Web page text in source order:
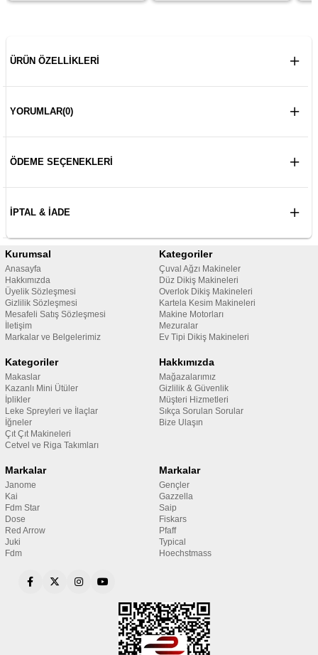
ÜRÜN ÖZELLIKLERI
YORUMLAR(0)
ÖDEME SEÇENEKLERI
İPTAL & İADE
Kurumsal
Anasayfa
Hakkımızda
Üyelik Sözleşmesi
Gizlilik Sözleşmesi
Mesafeli Satış Sözleşmesi
İletişim
Markalar ve Belgelerimiz
Kategoriler
Çuval Ağzı Makineler
Düz Dikiş Makineleri
Overlok Dikiş Makineleri
Kartela Kesim Makineleri
Makine Motorları
Mezuralar
Ev Tipi Dikiş Makineleri
Kategoriler
Makaslar
Kazanlı Mini Ütüler
İplikler
Leke Spreyleri ve İlaçlar
İğneler
Çıt Çıt Makineleri
Cetvel ve Riga Takımları
Hakkımızda
Mağazalarımız
Gizlilik & Güvenlik
Müşteri Hizmetleri
Sıkça Sorulan Sorular
Bize Ulaşın
Markalar
Janome
Kai
Fdm Star
Dose
Red Arrow
Juki
Fdm
Markalar
Gençler
Gazzella
Saip
Fiskars
Pfaff
Typical
Hoechstmass